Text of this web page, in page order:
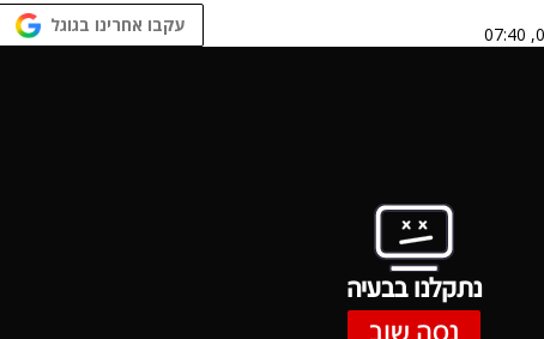
עקבו אחרינו בגוגל
נתקלנו בבעיה